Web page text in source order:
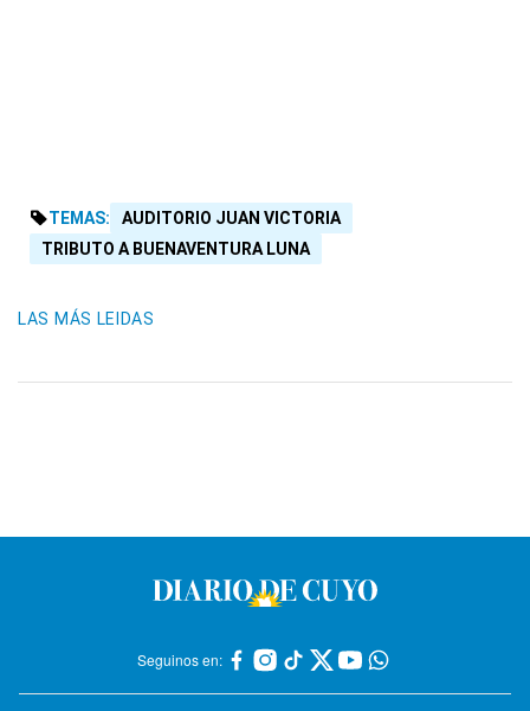
TEMAS:
AUDITORIO JUAN VICTORIA
TRIBUTO A BUENAVENTURA LUNA
LAS MÁS LEIDAS
Seguinos en: